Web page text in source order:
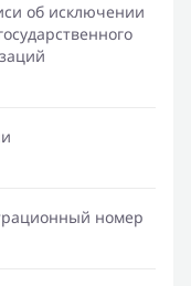
об исключении
номер